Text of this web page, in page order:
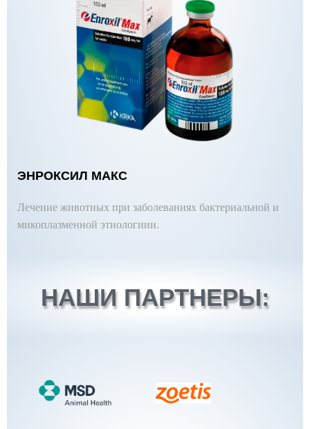
ЭНРОКСИЛ МАКС
Лечение животных при заболеваниях бактериальной и
микоплазменной этиологиии.
НАШИ ПАРТНЕРЫ: